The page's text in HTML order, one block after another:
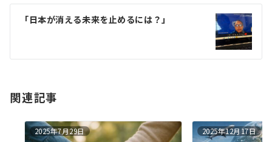
ン
「日本が消える未来を止めるには？」
関連記事
2025年7月29日 2025年12月17日